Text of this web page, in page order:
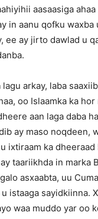
aasaasiga
in aanu qofku waxba
ee ay jirto dawlad u
lagu arkay, laba
oo Islaamka ka
aan laga daba
ay maso noqdeen,
ixtiraam ka dheeraad
taariikhda in marka
asxaabta, uu
istaaga sayidkiinna.
waa muddo yar oo